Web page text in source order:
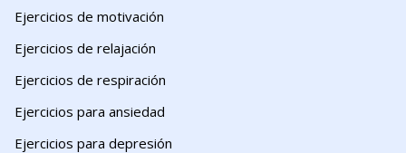
Ejercicios de motivación
Ejercicios de relajación
Ejercicios de respiración
Ejercicios para ansiedad
Ejercicios para depresión